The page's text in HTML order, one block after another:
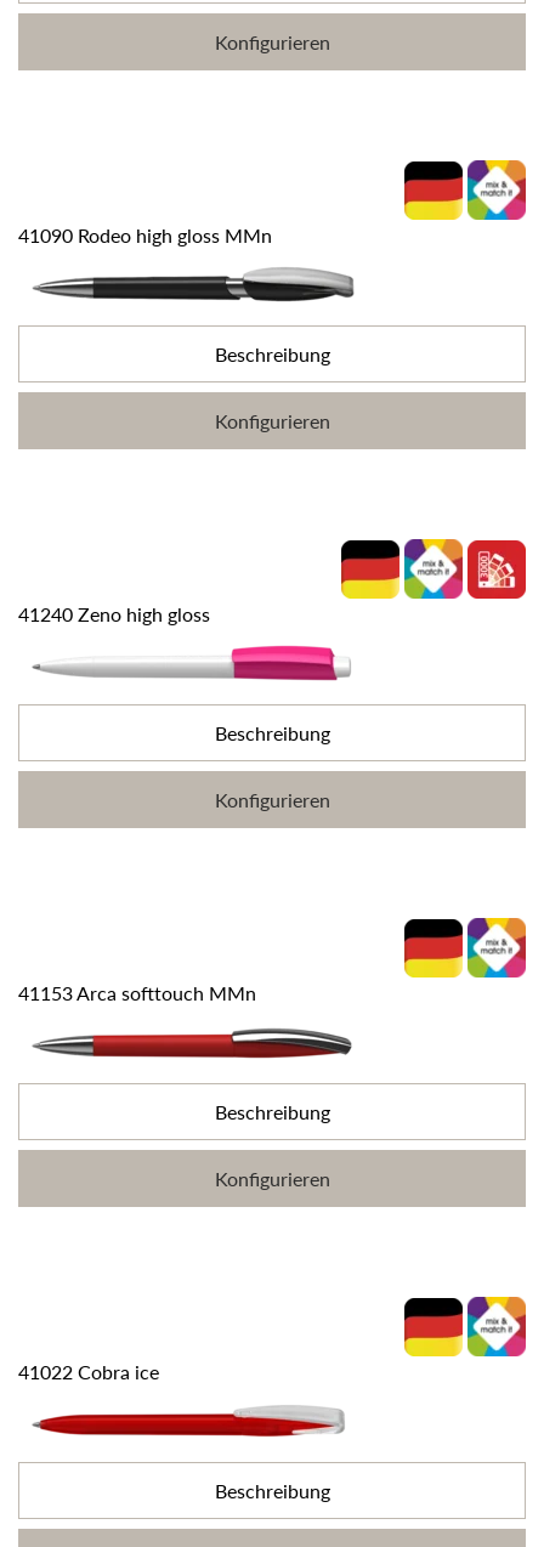
Konfigurieren
41090 Rodeo high gloss MMn
Beschreibung
Konfigurieren
41240 Zeno high gloss
Beschreibung
Konfigurieren
41153 Arca softtouch MMn
Beschreibung
Konfigurieren
41022 Cobra ice
Beschreibung